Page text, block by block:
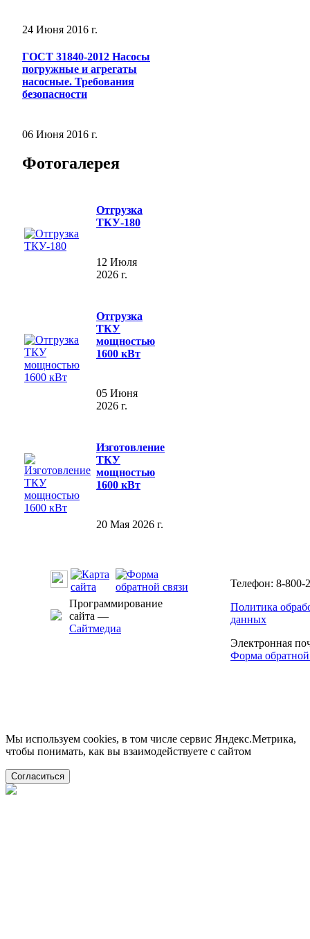
24 Июня 2016 г.
ГОСТ 31840-2012 Насосы
погружные и агрегаты
насосные. Требования
безопасности
06 Июня 2016 г.
Фотогалерея
Отгрузка
ТКУ-180
12 Июля
2026 г.
Отгрузка
ТКУ
мощностью
1600 кВт
05 Июня
2026 г.
Изготовление
ТКУ
мощностью
1600 кВт
20 Мая 2026 г.
Программирование
сайта —
Сайтмедиа
Телефон: 8-800-
Политика
данных
Электронная
Форма обратной
Мы используем cookies, в том числе сервис Яндекс.Метрика,
чтобы понимать, как вы взаимодействуете с сайтом
Согласиться